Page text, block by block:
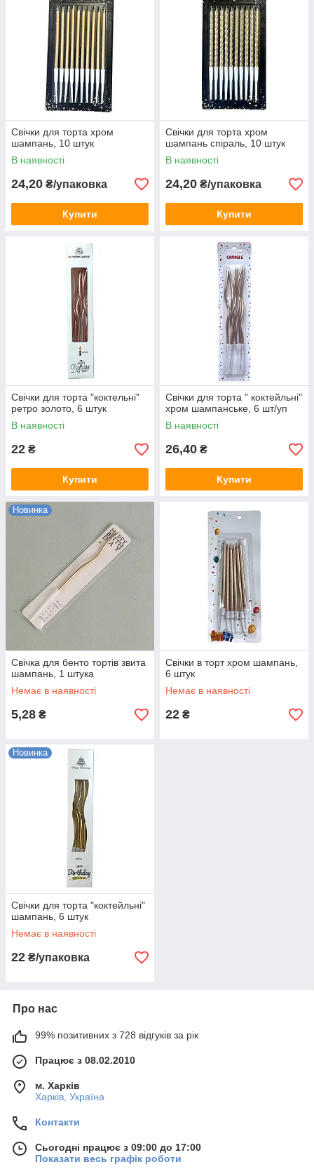
Свічки для торта хром
шампань, 10 штук
В наявності
24,20 ₴/упаковка
Купити
Свічки для торта хром
шампань спіраль, 10 штук
В наявності
24,20 ₴/упаковка
Купити
Свічки для торта "коктельні"
ретро золото, 6 штук
В наявності
22 ₴
Купити
Свічки для торта " коктейльні"
хром шампанське, 6 шт/уп
В наявності
26,40 ₴
Купити
Новинка
Свічка для бенто тортів звита
шампань, 1 штука
Немає в наявності
5,28 ₴
Свічки в торт хром шампань,
6 штук
Немає в наявності
22 ₴
Новинка
Свічки для торта "коктейльні"
шампань, 6 штук
Немає в наявності
22 ₴/упаковка
Про нас
99% позитивних з 728 відгуків за рік
Працює з 08.02.2010
м. Харків
Харків, Україна
Контакти
Сьогодні працює з 09:00 до 17:00
Показати весь графік роботи